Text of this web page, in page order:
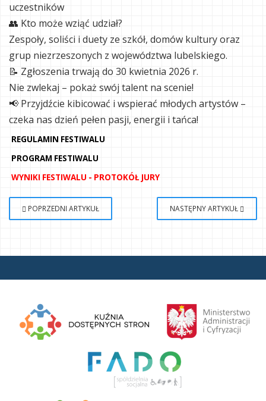
uczestników
👥 Kto może wziąć udział?
Zespoły, soliści i duety ze szkół, domów kultury oraz
grup niezrzeszonych z województwa lubelskiego.
📝 Zgłoszenia trwają do 30 kwietnia 2026 r.
Nie zwlekaj – pokaż swój talent na scenie!
📢 Przyjdźcie kibicować i wspierać młodych artystów –
czeka nas dzień pełen pasji, energii i tańca!
REGULAMIN FESTIWALU
PROGRAM FESTIWALU
WYNIKI FESTIWALU - PROTOKÓŁ JURY
POPRZEDNI ARTYKUŁ NASTĘPNY ARTYKUŁ